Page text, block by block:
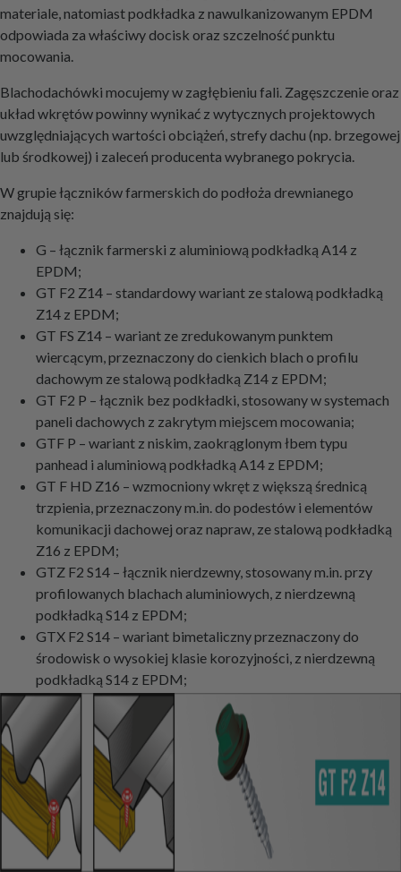
materiale, natomiast podkładka z nawulkanizowanym EPDM
odpowiada za właściwy docisk oraz szczelność punktu
mocowania.
Blachodachówki mocujemy w zagłębieniu fali. Zagęszczenie oraz
układ wkrętów powinny wynikać z wytycznych projektowych
uwzględniających wartości obciążeń, strefy dachu (np. brzegowej
lub środkowej) i zaleceń producenta wybranego pokrycia.
W grupie łączników farmerskich do podłoża drewnianego
znajdują się:
G – łącznik farmerski z aluminiową podkładką A14 z
EPDM;
GT F2 Z14 – standardowy wariant ze stalową podkładką
Z14 z EPDM;
GT FS Z14 – wariant ze zredukowanym punktem
wiercącym, przeznaczony do cienkich blach o profilu
dachowym ze stalową podkładką Z14 z EPDM;
GT F2 P – łącznik bez podkładki, stosowany w systemach
paneli dachowych z zakrytym miejscem mocowania;
GTF P – wariant z niskim, zaokrąglonym łbem typu
panhead i aluminiową podkładką A14 z EPDM;
GT F HD Z16 – wzmocniony wkręt z większą średnicą
trzpienia, przeznaczony m.in. do podestów i elementów
komunikacji dachowej oraz napraw, ze stalową podkładką
Z16 z EPDM;
GTZ F2 S14 – łącznik nierdzewny, stosowany m.in. przy
profilowanych blachach aluminiowych, z nierdzewną
podkładką S14 z EPDM;
GTX F2 S14 – wariant bimetaliczny przeznaczony do
środowisk o wysokiej klasie korozyjności, z nierdzewną
podkładką S14 z EPDM;